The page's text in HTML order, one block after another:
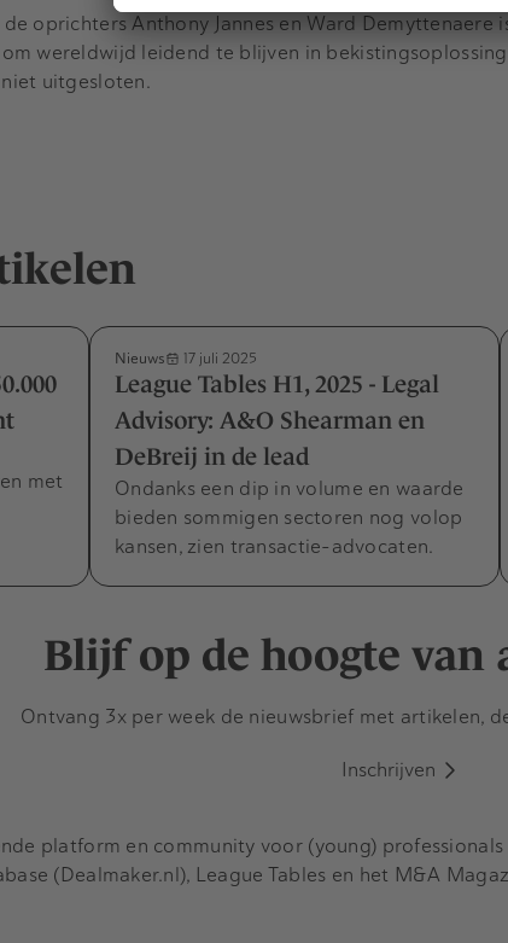
oprichters Anthony Jannes en Ward Demyttenaere
wereldwijd leidend te blijven in
uitgesloten.
met
Nieuws 17 juli 2025
League Tables H1, 2025 - Legal
Advisory: A&O Shearman en
DeBreij in de lead
Ondanks een dip in volume en waarde
bieden sommigen sectoren nog volop
kansen, zien transactie-advocaten.
Blijf op de hoogte van
Ontvang 3x per week de nieuwsbrief met artikelen,
Inschrijven
platform en community voor (young)
(Dealmaker.nl), League Tables en het M&A